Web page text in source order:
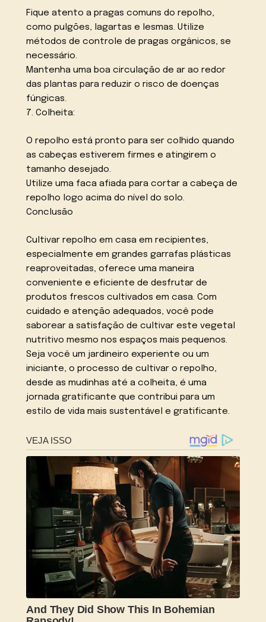
Fique atento a pragas comuns do repolho,
como pulgões, lagartas e lesmas. Utilize
métodos de controle de pragas orgânicos, se
necessário.
Mantenha uma boa circulação de ar ao redor
das plantas para reduzir o risco de doenças
fúngicas.
7. Colheita:
O repolho está pronto para ser colhido quando
as cabeças estiverem firmes e atingirem o
tamanho desejado.
Utilize uma faca afiada para cortar a cabeça de
repolho logo acima do nível do solo.
Conclusão
Cultivar repolho em casa em recipientes,
especialmente em grandes garrafas plásticas
reaproveitadas, oferece uma maneira
conveniente e eficiente de desfrutar de
produtos frescos cultivados em casa. Com
cuidado e atenção adequados, você pode
saborear a satisfação de cultivar este vegetal
nutritivo mesmo nos espaços mais pequenos.
Seja você um jardineiro experiente ou um
iniciante, o processo de cultivar o repolho,
desde as mudinhas até a colheita, é uma
jornada gratificante que contribui para um
estilo de vida mais sustentável e gratificante.